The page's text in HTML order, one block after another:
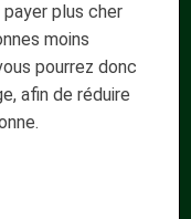
plus cher
moins
pourrez donc
afin de réduire